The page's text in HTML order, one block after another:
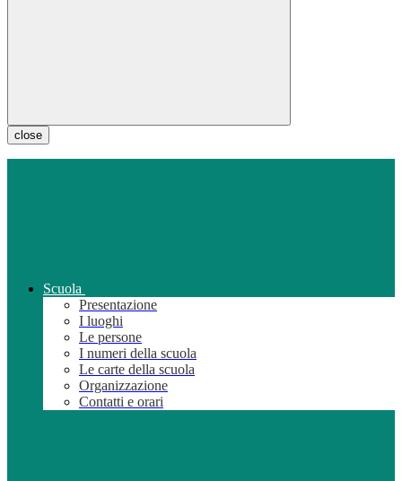
close
Scuola
Presentazione
I luoghi
Le persone
I numeri della scuola
Le carte della scuola
Organizzazione
Contatti e orari